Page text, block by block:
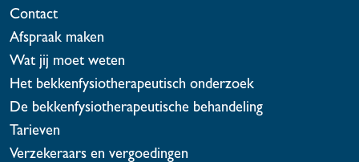
Contact
Afspraak maken
Wat jij moet weten
Het bekkenfysiotherapeutisch onderzoek
De bekkenfysiotherapeutische behandeling
Tarieven
Verzekeraars en vergoedingen